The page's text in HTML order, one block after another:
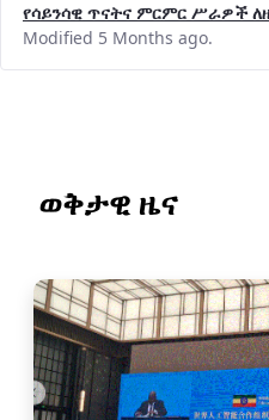
የሳይንሳዊ ጥናትና ምርምር ሥራዎች
Modified 5 Months ago.
ወቅታዊ ዜና